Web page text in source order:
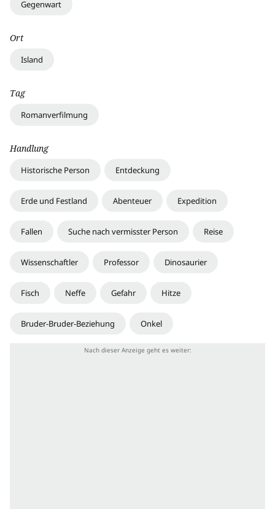
Gegenwart
Ort
Island
Tag
Romanverfilmung
Handlung
Historische Person Entdeckung
Erde und Festland Abenteuer Expedition
Fallen Suche nach vermisster Person Reise
Wissenschaftler Professor Dinosaurier
Fisch Neffe Gefahr Hitze
Bruder-Bruder-Beziehung Onkel